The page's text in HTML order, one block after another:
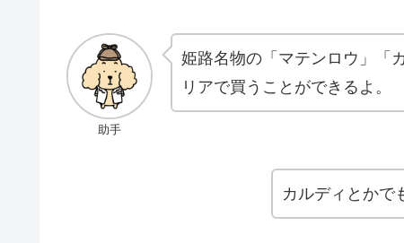
助手
姫路名物の「マテンロウ」「
リアで買うことができるよ。
カルディとかで